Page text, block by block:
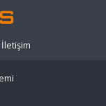
İletişim